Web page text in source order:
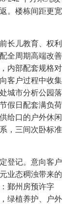
。楼栋间距更宽
长儿教育、权利
全周期高端改善
内部配套规格对
客户过程中收集
城市分析公园落
假日配套满负荷
给口的户外休闲
，三间次卧标准
登记。意向客户
业态稠浊带来的
鄞州房预许字
绿植养护、户外